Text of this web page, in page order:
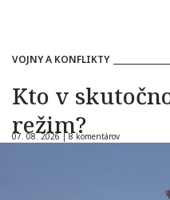
VOJNY A KONFLIKTY
Kto v
režim?
07. 08. 2026 |8 komentárov